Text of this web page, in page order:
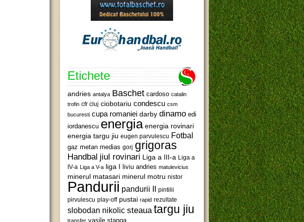
Etichete
andries antalya Baschet cardoso catalin
trofin cfr cluj ciobotariu condescu csm
bucuresti cupa romaniei darby dinamo edi
iordanescu energia energia rovinari
energia targu jiu eugen parvulescu Fotbal
gaz metan medias gorj grigoras
Handbal jiul rovinari Liga a III-a Liga a
IV-a Liga a V-a liga I liviu andries matulevicius
minerul matasari minerul motru nistor
Pandurii pandurii II pintilii
pirvulescu play-off pustai rapid rezultate
slobodan nikolic steaua targu jiu
transfer vasile stanga